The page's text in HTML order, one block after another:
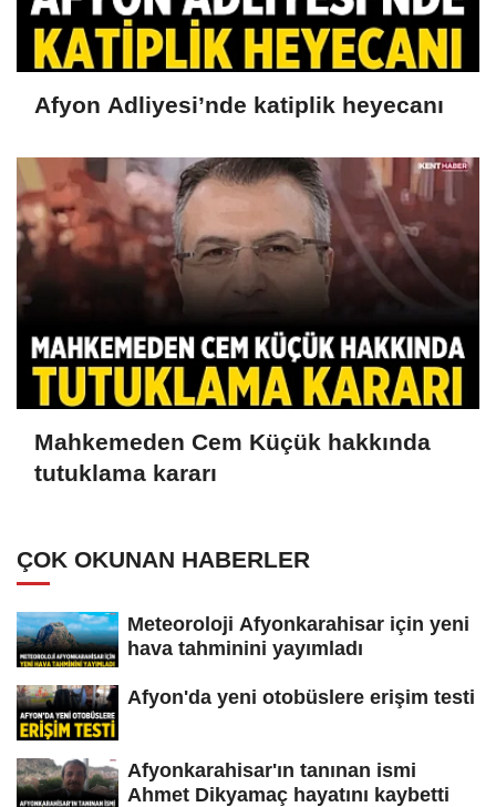
Afyon Adliyesi’nde katiplik heyecanı
Mahkemeden Cem Küçük hakkında
tutuklama kararı
ÇOK OKUNAN HABERLER
Meteoroloji Afyonkarahisar için yeni
hava tahminini yayımladı
Afyon'da yeni otobüslere erişim testi
Afyonkarahisar'ın tanınan ismi
Ahmet Dikyamaç hayatını kaybetti